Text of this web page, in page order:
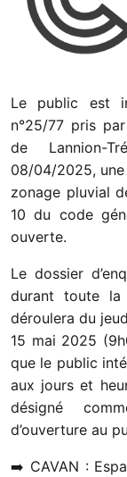
Le public est
n°25/77 pris
de Lannion-
08/04/2025,
zonage pluvial
10 du code
ouverte.
Le dossier
durant toute la
déroulera du
15 mai 2025
que le public
aux jours et
désigné
d’ouverture au
➡️ CAVAN :